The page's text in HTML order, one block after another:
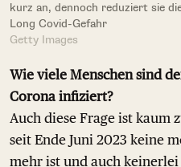
kurz an, dennoch reduziert sie
Long Covid-Gefahr
Getty Images
Wie viele Menschen sind
Corona infiziert?
Auch diese Frage ist kaum
seit Ende Juni 2023 keine
mehr ist und auch